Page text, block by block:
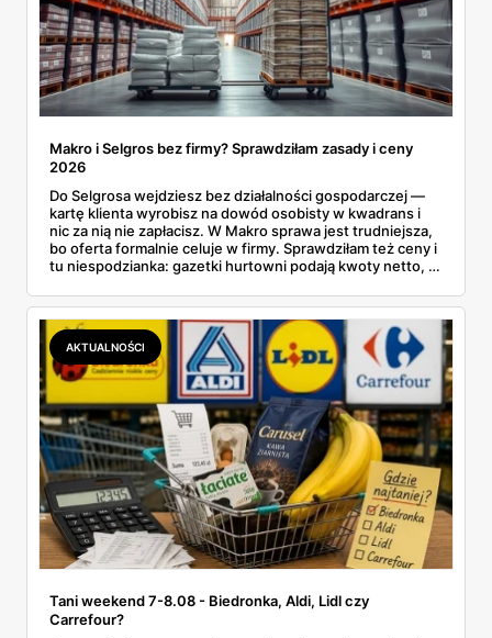
Makro i Selgros bez firmy? Sprawdziłam zasady i ceny
2026
Do Selgrosa wejdziesz bez działalności gospodarczej —
kartę klienta wyrobisz na dowód osobisty w kwadrans i
nic za nią nie zapłacisz. W Makro sprawa jest trudniejsza,
bo oferta formalnie celuje w firmy. Sprawdziłam też ceny i
tu niespodzianka: gazetki hurtowni podają kwoty netto, a
zawsze wygrywa — ta sama kawa ziarnista kosztuje w
Makro ponad dwa razy więcej niż w weekendowej
promocji dyskontu.
AKTUALNOŚCI
Tani weekend 7-8.08 - Biedronka, Aldi, Lidl czy
Carrefour?